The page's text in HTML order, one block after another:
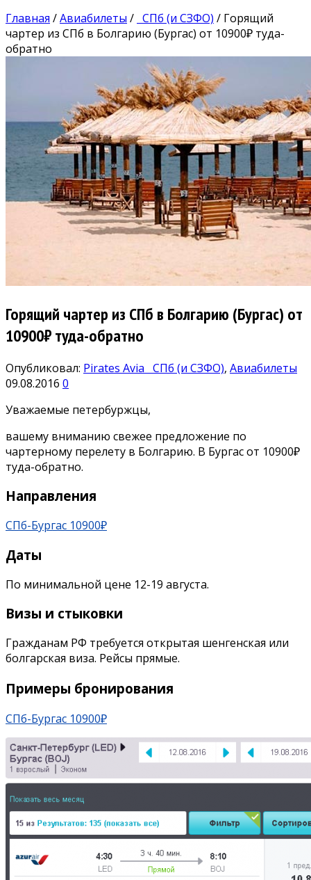
Главная /Авиабилеты / СПб (и СЗФО) / Горящий
чартер из СПб в Болгарию (Бургас) от 10900₽ туда-
обратно
Горящий чартер из СПб в Болгарию (Бургас) от
10900₽ туда-обратно
Опубликовал: Pirates Avia СПб (и СЗФО), Авиабилеты
09.08.2016 0
Уважаемые петербуржцы,
вашему вниманию свежее предложение по
чартерному перелету в Болгарию. В Бургас от 10900₽
туда-обратно.
Направления
СПб-Бургас 10900₽
Даты
По минимальной цене 12-19 августа.
Визы и стыковки
Гражданам РФ требуется открытая шенгенская или
болгарская виза. Рейсы прямые.
Примеры бронирования
СПб-Бургас 10900₽